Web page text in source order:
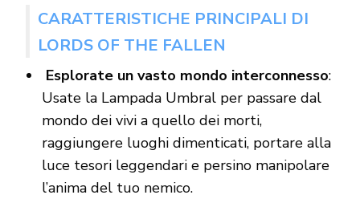
CARATTERISTICHE PRINCIPALI DI
LORDS OF THE FALLEN
Esplorate un vasto mondo interconnesso:
Usate la Lampada Umbral per passare dal
mondo dei vivi a quello dei morti,
raggiungere luoghi dimenticati, portare alla
luce tesori leggendari e persino manipolare
l’anima del tuo nemico.